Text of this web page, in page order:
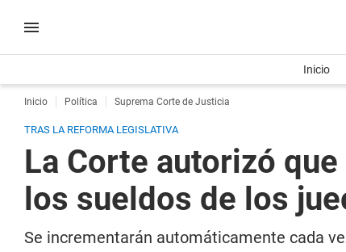
Inicio
Inicio Política Suprema Corte de Justicia
TRAS LA REFORMA LEGISLATIVA
La Corte autorizó
los sueldos de los
Se incrementarán automáticamente cada